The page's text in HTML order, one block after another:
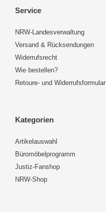
Service
NRW-Landesverwaltung
Versand & Rücksendungen
Widerrufsrecht
Wie bestellen?
Retoure- und Widerrufsformular
Kategorien
Artikelauswahl
Büromöbelprogramm
Justiz-Fanshop
NRW-Shop